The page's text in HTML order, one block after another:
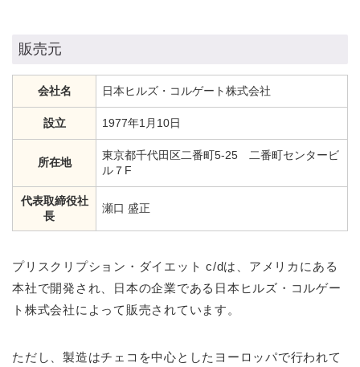
販売元
会社名 日本ヒルズ・コルゲート株式会社
設立 1977年1月10日
所在地
東京都千代田区二番町5-25 二番町センタービ
ル７F
代表取締役社
長
瀬口 盛正
プリスクリプション・ダイエット c/dは、アメリカにある
本社で開発され、日本の企業である日本ヒルズ・コルゲー
ト株式会社によって販売されています。
ただし、製造はチェコを中心としたヨーロッパで行われて